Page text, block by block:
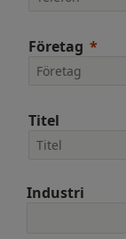
Företag
Titel
Industri